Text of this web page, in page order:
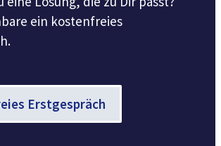
ein kostenfreies
Erstgespräch